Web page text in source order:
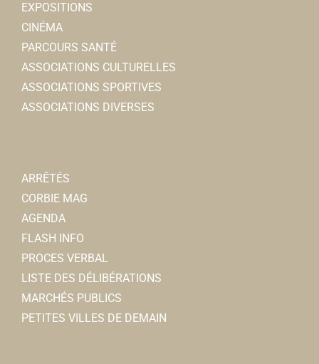
EXPOSITIONS
CINÉMA
PARCOURS SANTÉ
ASSOCIATIONS CULTURELLES
ASSOCIATIONS SPORTIVES
ASSOCIATIONS DIVERSES
ARRÊTÉS
CORBIE MAG
AGENDA
FLASH INFO
PROCES VERBAL
LISTE DES DÉLIBÉRATIONS
MARCHÉS PUBLICS
PETITES VILLES DE DEMAIN